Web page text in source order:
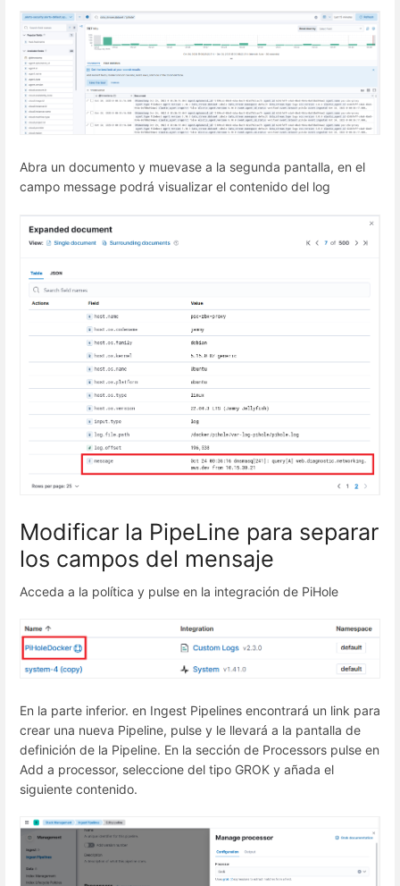
Abra un documento y muevase a la segunda pantalla, en el
campo message podrá visualizar el contenido del log
Modificar la PipeLine para separar
los campos del mensaje
Acceda a la política y pulse en la integración de PiHole
En la parte inferior. en Ingest Pipelines encontrará un link para
crear una nueva Pipeline, pulse y le llevará a la pantalla de
definición de la Pipeline. En la sección de Processors pulse en
Add a processor, seleccione del tipo GROK y añada el
siguiente contenido.